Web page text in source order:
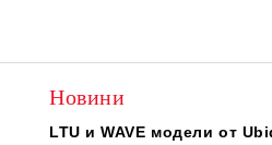
Новини
LTU и WAVE модели от